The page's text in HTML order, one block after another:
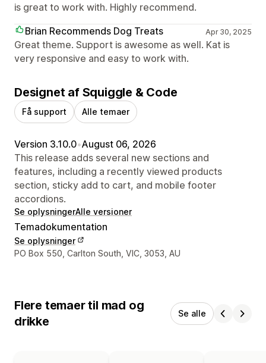
is great to work with. Highly recommend.
Brian Recommends Dog Treats
Apr 30, 2025
Great theme. Support is awesome as well. Kat is
very responsive and easy to work with.
Designet af Squiggle & Code
Få support Alle temaer
Version 3.10.0•August 06, 2026
This release adds several new sections and
features, including a recently viewed products
section, sticky add to cart, and mobile footer
accordions.
Se oplysningerAlle versioner
Temadokumentation
Se oplysninger
Se kontaktoplysninger
PO Box 550, Carlton South, VIC, 3053, AU
Flere temaer til mad og
drikke
Se alle